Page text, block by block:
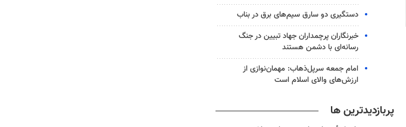
دستگیری دو سارق سیم‌های برق در بناب
خبرنگاران پرچمداران جهاد تبیین در جنگ
رسانه‌ای با دشمن هستند
امام جمعه سرپل‌ذهاب: مهمان‌نوازی از
ارزش‌های والای اسلام است
پربازدیدترین ها